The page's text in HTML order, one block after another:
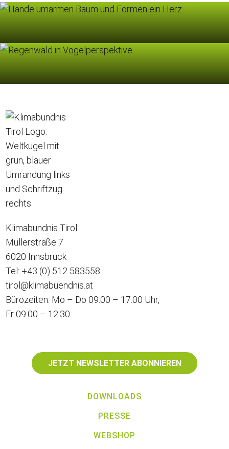
Klimabündnis Tirol
Müllerstraße 7
6020 Innsbruck
Tel: +43 (0) 512 583558
tirol@klimabuendnis.at
Bürozeiten: Mo – Do 09.00 – 17.00 Uhr,
Fr 09.00 – 12.30
JETZT NEWSLETTER ABONNIEREN
DOWNLOADS
PRESSE
WEBSHOP